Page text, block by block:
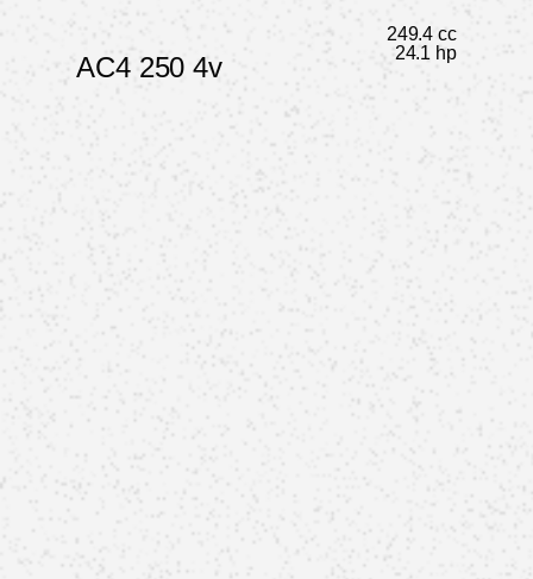
AC4 250 4v
249.4 cc
24.1 hp